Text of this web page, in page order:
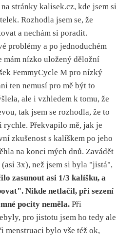
stránky kalisek.cz, kde jsem si
Rozhodla jsem se, že
a nechám si poradit.
problémy a po jednoduchém
mám nízko uložený děložní
FemmyCycle M pro nízký
ten nemusí pro mě být to
ale i vzhledem k tomu, že
tak jsem se rozhodla, že to
Překvapilo mě, jak je
zkušenost s kalíškem po jeho
na konci mých dnů. Zavádět
3x), než jsem si byla "jistá",
zasunout asi 1/3 kalíšku, a
Nikde netlačil, při sezení
pocity neměla. Při
pro jistotu jsem ho tedy ale
menstruaci bylo vše též ok,